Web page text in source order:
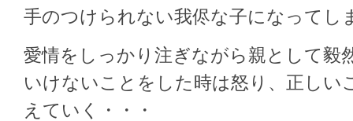
手のつけられない我侭な子になってし
愛情をしっかり注ぎながら親として毅
いけないことをした時は怒り、正しい
えていく・・・